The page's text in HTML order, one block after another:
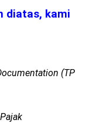
diatas, kami
(TP